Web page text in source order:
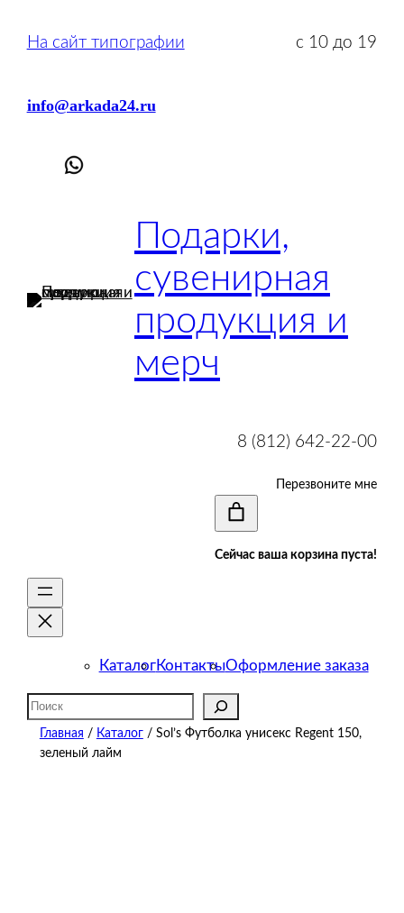
На сайт типографии с 10 до 19
info@arkada24.ru
Подарки,
сувенирная
продукция и
мерч
8 (812) 642-22-00
Перезвоните мне
Сейчас ваша корзина пуста!
КаталогКонтактыОформление заказа
Поиск
Главная / Каталог/ Sol’s Футболка унисекс Regent 150,
зеленый лайм